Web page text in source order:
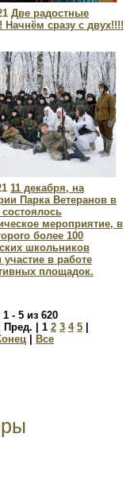
Две радостные
Начнём сразу с двух!!!!
11 декабря, на
Парка Ветеранов в
состоялось
мероприятие, в
более 100
школьников
в работе
площадок.
- 5 из 620
Пред. | 1 2 3 4 5
Все